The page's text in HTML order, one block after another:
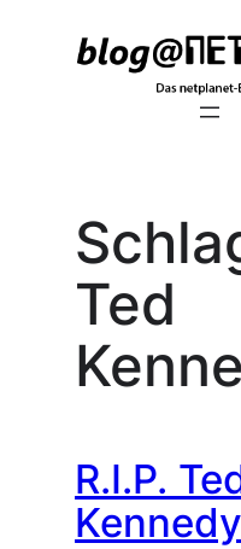
Ted
R.I.P.